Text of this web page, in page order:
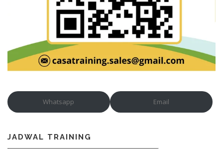
Whatsapp Email
JADWAL TRAINING